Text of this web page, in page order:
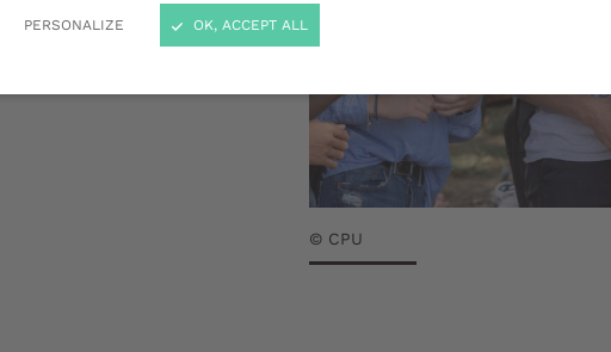
PERSONALIZE OK, ACCEPT ALL
santé.
© CPU